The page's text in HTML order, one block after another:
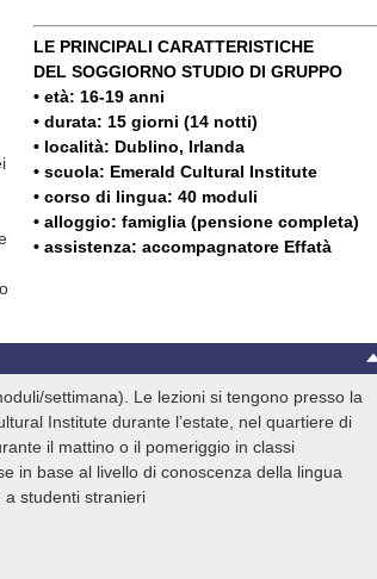
LE PRINCIPALI CARATTERISTICHE
DEL SOGGIORNO STUDIO DI GRUPPO
• età: 16-19 anni
• durata: 15 giorni (14 notti)
• località: Dublino, Irlanda
• scuola: Emerald Cultural Institute
• corso di lingua: 40 moduli
• alloggio: famiglia (pensione completa)
• assistenza: accompagnatore Effatà
settimana). Le lezioni si tengono presso la
Institute durante l’estate, nel quartiere di
il mattino o il pomeriggio in classi
in base al livello di conoscenza della lingua
a studenti stranieri